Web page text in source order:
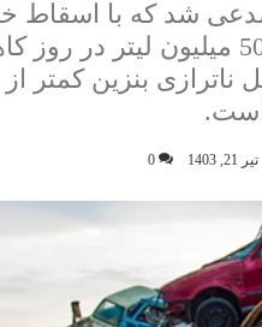
شد که با اسقاط
می‌توان مصرف بنزین را روزانه بین 40 تا 50
است.
تیر 21, 1403 0